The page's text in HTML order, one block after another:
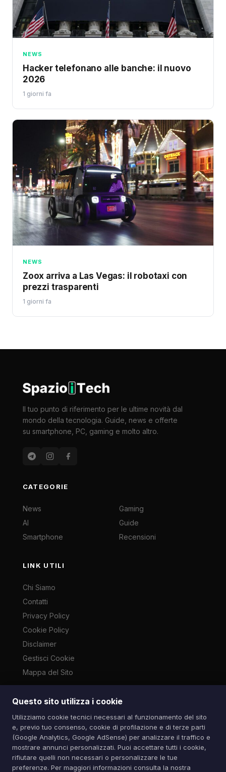
Questo sito utilizza i cookie
Utilizziamo cookie tecnici necessari al funzionamento del sito
e, previo tuo consenso, cookie di profilazione e di terze parti
(Google Analytics, Google AdSense) per analizzare il traffico e
mostrare annunci personalizzati. Puoi accettare tutti i cookie,
rifiutare quelli non necessari o personalizzare le tue
preferenze. Per maggiori informazioni consulta la nostra
NEWS
Hacker telefonano alle banche: il nuovo
2026
1 giorni fa
NEWS
Zoox arriva a Las Vegas: il robotaxi con
prezzi trasparenti
1 giorni fa
Il tuo punto di riferimento per le ultime novità dal
mondo della tecnologia. Guide, news e offerte
su smartphone, PC, gaming e molto altro.
CATEGORIE
News
AI
Smartphone
Gaming
Guide
Recensioni
LINK UTILI
Chi Siamo
Contatti
Privacy Policy
Cookie Policy
Disclaimer
Gestisci Cookie
Mappa del Sito
Le immagini presenti su questo sito sono di proprietà dei
cronaca ai sensi dell'art. 70 L. 633/1941. Contatti:
info@spazioitech.it
© 2026 Spazio iTech — Seven Trade SRLS — P.IVA: